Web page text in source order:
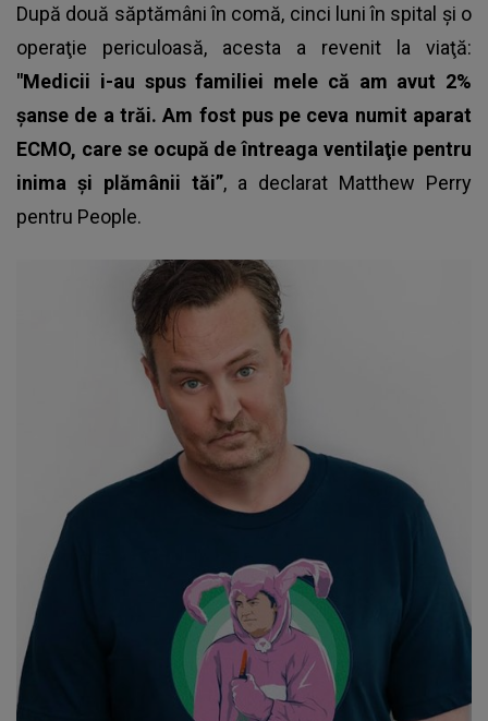
După două săptămâni în comă, cinci luni în spital şi o
operaţie periculoasă, acesta a revenit la viaţă:
"Medicii i-au spus familiei mele că am avut 2%
şanse de a trăi. Am fost pus pe ceva numit aparat
ECMO, care se ocupă de întreaga ventilaţie pentru
inima şi plămânii tăi”, a declarat Matthew Perry
pentru People.